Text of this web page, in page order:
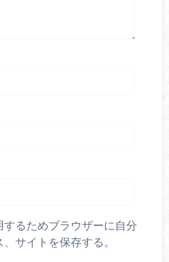
るためブラウザーに自分
サイトを保存する。